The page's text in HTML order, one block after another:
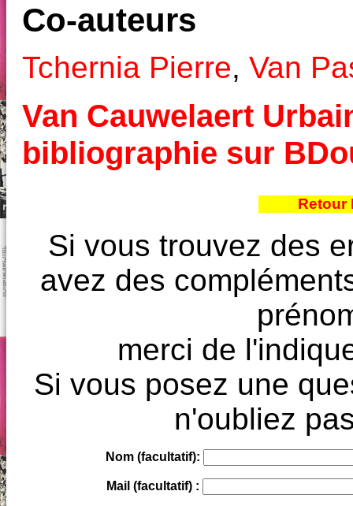
Co-auteurs
Tchernia Pierre, Van
Van Cauwelaert
bibliographie sur
Retour
Si vous trouvez des
avez des
merci de
Si vous posez une
n'oubliez
Nom (facultatif):
Mail (facultatif) :